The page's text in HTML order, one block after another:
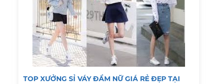
TOP XƯỞNG SỈ VÁY ĐẦM NỮ GIÁ RẺ ĐẸP TẠI